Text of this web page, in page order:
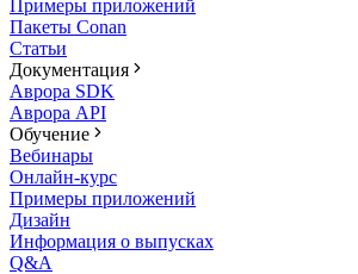
Примеры приложений
Пакеты Conan
Статьи
Документация
Аврора SDK
Аврора API
Обучение
Вебинары
Онлайн-курс
Примеры приложений
Дизайн
Информация о выпусках
Q&A